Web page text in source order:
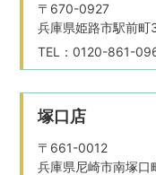
〒670-0927
兵庫県姫路市駅前
TEL：0120-861-
塚口店
〒661-0012
兵庫県尼崎市南塚